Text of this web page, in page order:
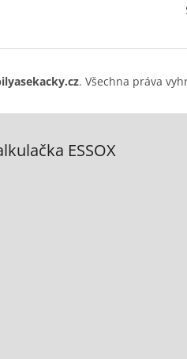
. Všechna práva
ESSOX